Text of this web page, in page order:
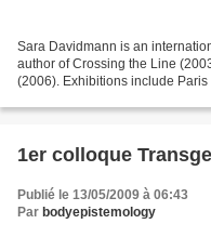
Sara Davidmann is an
author of Crossing the Line
(2006). Exhibitions include Paris
1er colloque
Publié le 13/05/2009 à 06:43
Par bodyepistemology